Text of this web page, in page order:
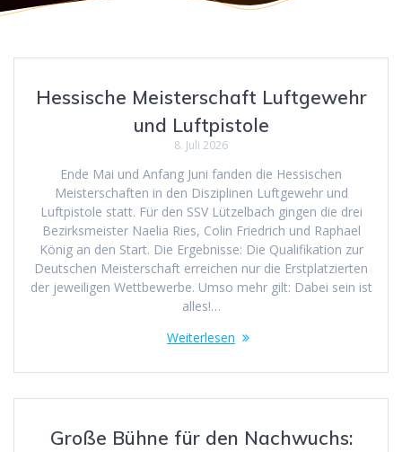
Hessische Meisterschaft Luftgewehr
und Luftpistole
8. Juli 2026
Ende Mai und Anfang Juni fanden die Hessischen
Meisterschaften in den Disziplinen Luftgewehr und
Luftpistole statt. Für den SSV Lützelbach gingen die drei
Bezirksmeister Naelia Ries, Colin Friedrich und Raphael
König an den Start. Die Ergebnisse: Die Qualifikation zur
Deutschen Meisterschaft erreichen nur die Erstplatzierten
der jeweiligen Wettbewerbe. Umso mehr gilt: Dabei sein ist
alles!…
Weiterlesen
Große Bühne für den Nachwuchs: